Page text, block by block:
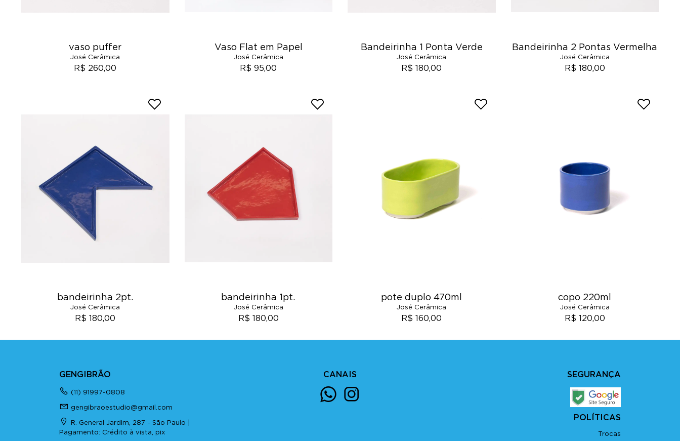
vaso puffer
José Cerâmica
R$ 260,00
Vaso Flat em Papel
José Cerâmica
R$ 95,00
Bandeirinha 1 Ponta Verde
José Cerâmica
R$ 180,00
Bandeirinha 2 Pontas Vermelha
José Cerâmica
R$ 180,00
bandeirinha 2pt.
José Cerâmica
R$ 180,00
bandeirinha 1pt.
José Cerâmica
R$ 180,00
pote duplo 470ml
José Cerâmica
R$ 160,00
copo 220ml
José Cerâmica
R$ 120,00
GENGIBRÃO
(11) 91997-0808
gengibraoestudio@gmail.com
R. General Jardim, 287 - São Paulo |
Pagamento: Crédito à vista, pix
CANAIS SEGURANÇA
POLÍTICAS
Trocas